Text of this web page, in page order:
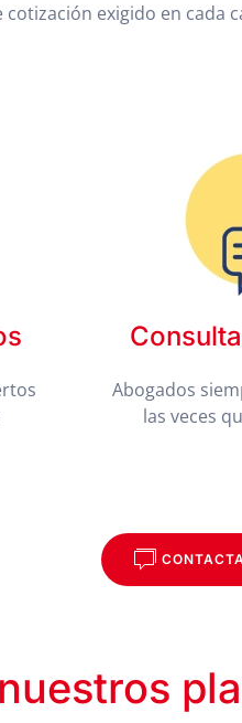
exigido en cada
Abogados
las veces